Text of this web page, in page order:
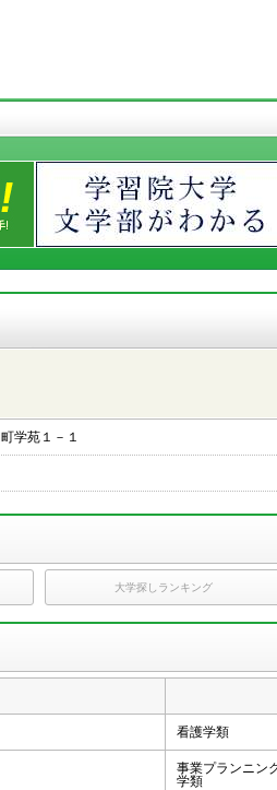
学苑１－１
大学探しランキング
看護学類
事業プランニ
学類